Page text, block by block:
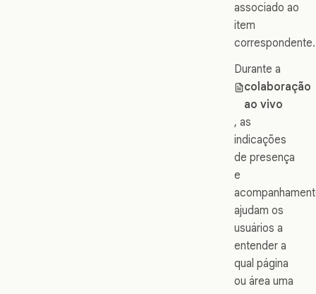
associado ao
item
correspondente.
Durante a
colaboração
ao vivo
, as
indicações
de presença
e
ajudam os
usuários a
entender a
qual página
ou área uma